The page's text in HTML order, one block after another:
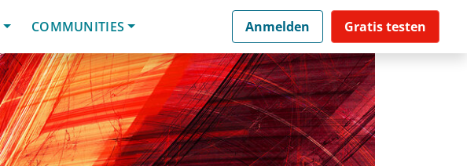
COMMUNITIES Anmelden Gratis testen